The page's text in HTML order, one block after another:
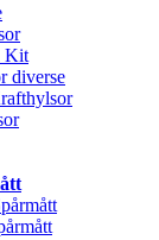
Kit
diverse